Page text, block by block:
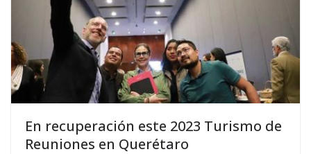
En recuperación este 2023 Turismo de
Reuniones en Querétaro